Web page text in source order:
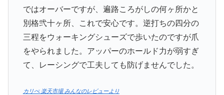
ではオーバーですが、遍路ころがしの何ヶ所かと
別格弐十ヶ所、これで安心です。逆打ちの四分の
三程をウォーキングシューズで歩いたのですが爪
をやられました。アッパーのホールド力が弱すぎ
て、レーシングで工夫しても防げませんでした。
カリぺ 楽天市場 みんなのレビューより